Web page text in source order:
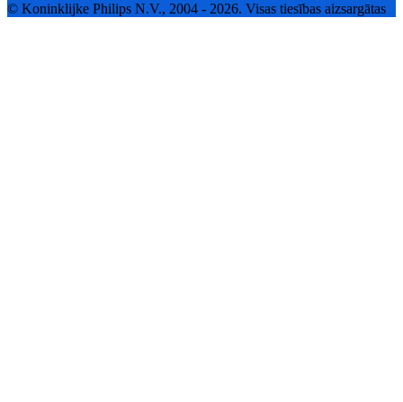
© Koninklijke Philips N.V., 2004 - 2026. Visas tiesības aizsargātas